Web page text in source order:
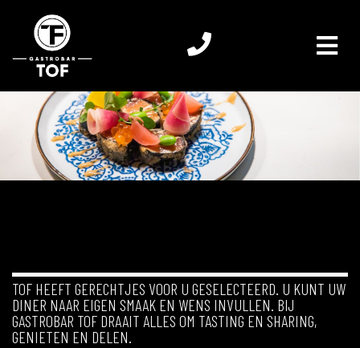
TOF HEEFT GERECHTJES VOOR U GESELECTEERD. U KUNT UW
DINER NAAR EIGEN SMAAK EN WENS INVULLEN. BIJ
GASTROBAR TOF DRAAIT ALLES OM TASTING EN SHARING,
GENIETEN EN DELEN.